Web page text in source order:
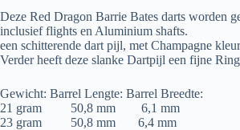
Deze Red Dragon Barrie Bates darts worden
inclusief flights en Aluminium shafts.
een schitterende dart pijl, met Champagne kleur
Verder heeft deze slanke Dartpijl een fijne
Gewicht: Barrel Lengte: Barrel Breedte:
21 gram 50,8 mm 6,1 mm
23 gram 50,8 mm 6,4 mm